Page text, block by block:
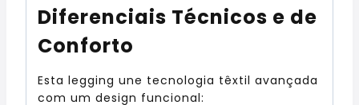
Diferenciais Técnicos e de
Conforto
Esta legging une tecnologia têxtil avançada
com um design funcional: